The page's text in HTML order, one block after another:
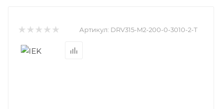
Артикул: DRV315-M2-200-0-3010-2-T